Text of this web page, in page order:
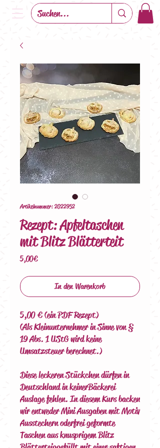
Artikelnummer: 2022952
Rezept: Apfeltaschen
mit Blitz Blätterteit
5,00 €Preis
In den Warenkorb
5,00 € (ein PDF Rezept)
(Als Kleinunternehmer in Sinne von §
19 Abs. 1 UStG wird keine
Umsatzsteuer berechnet.)
Diese leckeren Stückchen dürfen in
Deutschland in keiner Bäckerei
Auslage fehlen. In diesem Kurs backen
wir entweder Mini Ausgaben mit Motiv
Ausstechern oder frei geformte
Taschen aus knusprigem Blitz